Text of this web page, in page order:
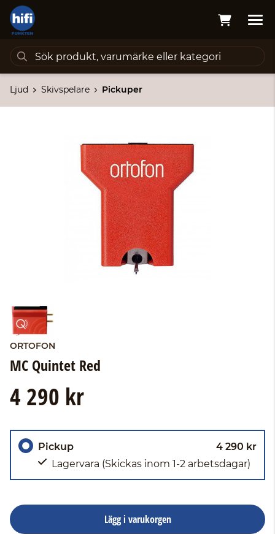
Ljud Skivspelare Pickuper
ORTOFON
MC Quintet Red
4 290 kr
Pickup
4 290 kr
Lagervara (Skickas inom 1-2 arbetsdagar)
Lägg i varukorgen